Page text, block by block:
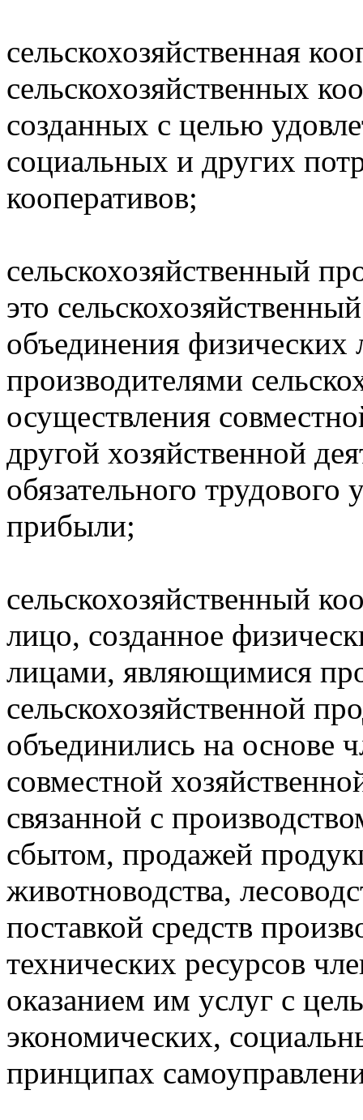
сельскохозяйственная
сельскохозяйственных
созданных с целью
социальных и других
кооперативов;
сельскохозяйственный
это
объединения
производителями
осуществления
другой хозяйственной
обязательного
прибыли;
сельскохозяйственный
лицо, созданное
лицами, являющимися
сельскохозяйственной
объединились на основе
совместной
связанной с
сбытом, продажей
животноводства,
поставкой средств
технических ресурсов
оказанием им услуг с
экономических,
принципах